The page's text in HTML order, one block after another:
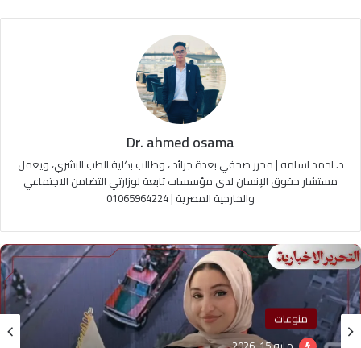
Dr. ahmed osama
د. احمد اسامه | محرر صحفي بعدة جرائد ، وطالب بكلية الطب البشري، ويعمل
مستشار حقوق الإنسان لدى مؤسسات تابعة لوزارتي التضامن الاجتماعي
والخارجية المصرية | 01065964224
منوعات
منوعات